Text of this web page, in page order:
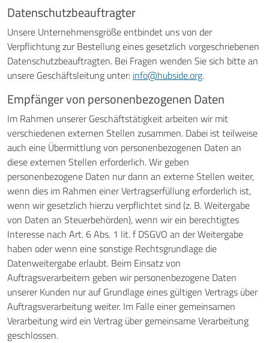
Datenschutz­beauftragter
Unsere Unternehmensgröße entbindet uns von der
Verpflichtung zur Bestellung eines gesetzlich vorgeschriebenen
Datenschutzbeauftragten. Bei Fragen wenden Sie sich bitte an
unsere Geschäftsleitung unter: info@hubside.org.
Empfänger von personenbezogenen Daten
Im Rahmen unserer Geschäftstätigkeit arbeiten wir mit
verschiedenen externen Stellen zusammen. Dabei ist teilweise
auch eine Übermittlung von personenbezogenen Daten an
diese externen Stellen erforderlich. Wir geben
personenbezogene Daten nur dann an externe Stellen weiter,
wenn dies im Rahmen einer Vertragserfüllung erforderlich ist,
wenn wir gesetzlich hierzu verpflichtet sind (z. B. Weitergabe
von Daten an Steuerbehörden), wenn wir ein berechtigtes
Interesse nach Art. 6 Abs. 1 lit. f DSGVO an der Weitergabe
haben oder wenn eine sonstige Rechtsgrundlage die
Datenweitergabe erlaubt. Beim Einsatz von
Auftragsverarbeitern geben wir personenbezogene Daten
unserer Kunden nur auf Grundlage eines gültigen Vertrags über
Auftragsverarbeitung weiter. Im Falle einer gemeinsamen
Verarbeitung wird ein Vertrag über gemeinsame Verarbeitung
geschlossen.